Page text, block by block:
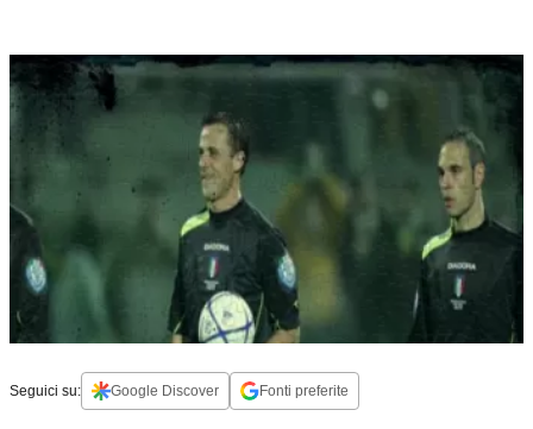
Seguici su: Google Discover Fonti preferite